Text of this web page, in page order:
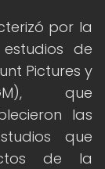
por la
de
Pictures y
que
las
que
de la